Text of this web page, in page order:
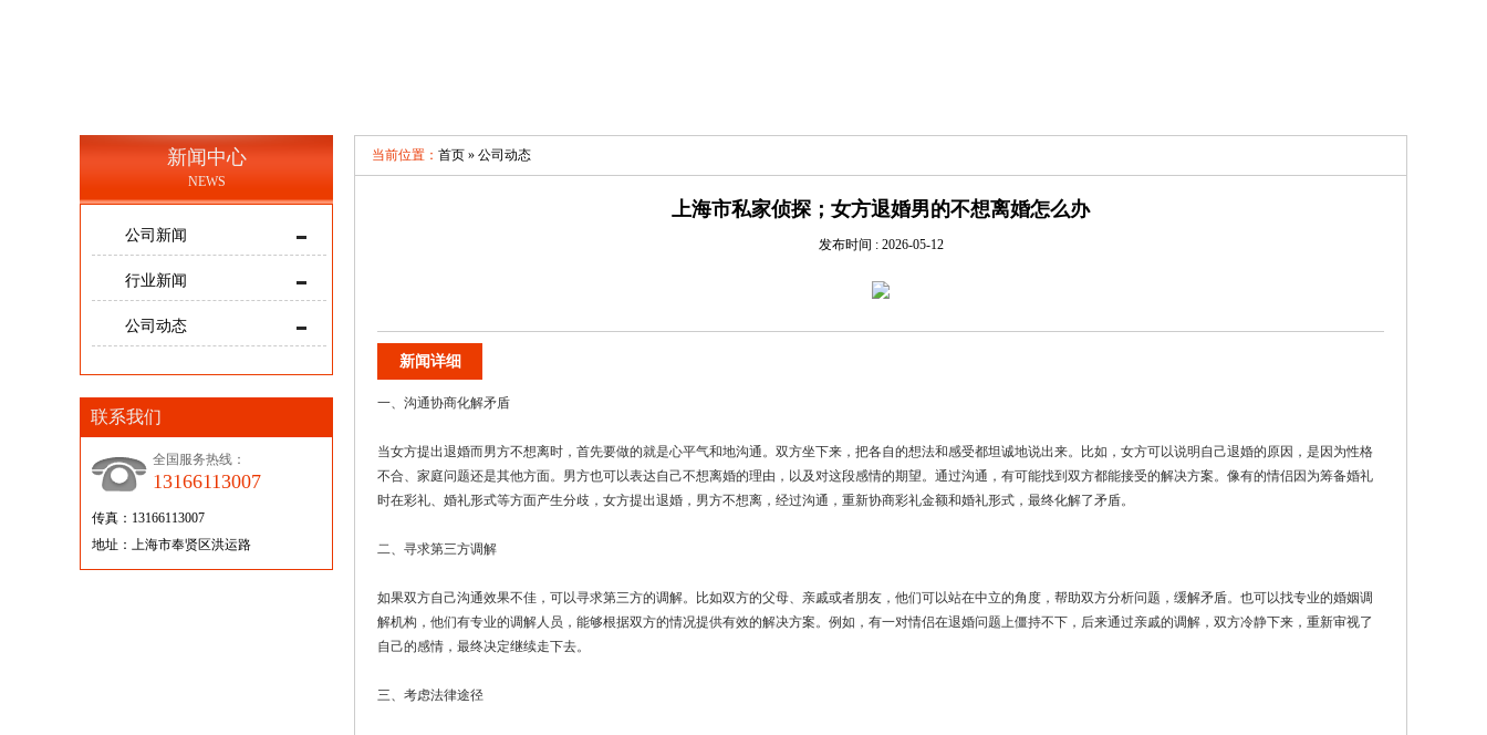
新闻中心
NEWS
公司新闻
行业新闻
公司动态
联系我们
全国服务热线：
13166113007
传真：13166113007
地址：上海市奉贤区洪运路
当前位置： 首页 » 公司动态
上海市私家侦探；女方退婚男的不想离婚怎么办
发布时间 : 2026-05-12
新闻详细
一、沟通协商化解矛盾
当女方提出退婚而男方不想离时，首先要做的就是心平气和地沟通。双方坐下来，把各自的想法和感受都坦诚地说出来。比如，女方可以说明自己退婚的原因，是因为性格
不合、家庭问题还是其他方面。男方也可以表达自己不想离婚的理由，以及对这段感情的期望。通过沟通，有可能找到双方都能接受的解决方案。像有的情侣因为筹备婚礼
时在彩礼、婚礼形式等方面产生分歧，女方提出退婚，男方不想离，经过沟通，重新协商彩礼金额和婚礼形式，最终化解了矛盾。
二、寻求第三方调解
如果双方自己沟通效果不佳，可以寻求第三方的调解。比如双方的父母、亲戚或者朋友，他们可以站在中立的角度，帮助双方分析问题，缓解矛盾。也可以找专业的婚姻调
解机构，他们有专业的调解人员，能够根据双方的情况提供有效的解决方案。例如，有一对情侣在退婚问题上僵持不下，后来通过亲戚的调解，双方冷静下来，重新审视了
自己的感情，最终决定继续走下去。
三、考虑法律途径